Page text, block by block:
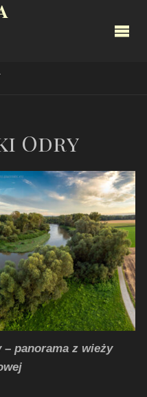
Odry
– panorama z wieży